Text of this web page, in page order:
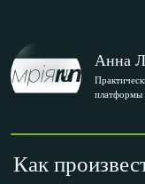
Анна
платформы
Как